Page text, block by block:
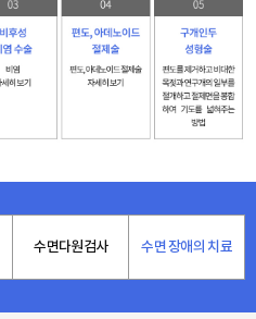
수면다원검사 수면 장애의 치료